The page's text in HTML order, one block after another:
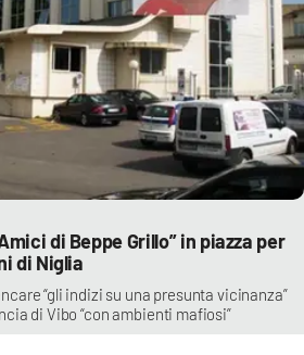
di Beppe Grillo” in piazza per
di Niglia
“gli indizi su una presunta vicinanza”
di Vibo “con ambienti mafiosi”